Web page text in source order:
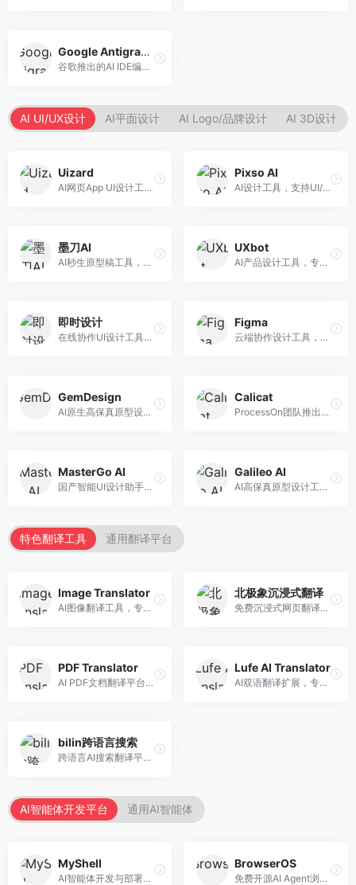
Google Antigravity
谷歌推出的AI IDE编程智能体，整合Google Cloud服务。面向谷歌生态开发者，提供智能编程辅助、云服务集成等功能。
AI UI/UX设计 AI平面设计 AI Logo/品牌设计 AI 3D设计
Uizard
AI网页App UI设计工具，专注于快速界面生成。面向产品经理和设计师，提供线框图转UI、界面生成、设计优化等服务，设计速度快。
Pixso AI
AI设计工具，支持UI/UX设计全流程。面向设计师和产品团队，提供界面生成、设计优化、协作评审等服务，国产替代方案，团队协作便捷。
墨刀AI
AI秒生原型稿工具，专注于快速原型设计。面向产品经理和设计师，提供原型生成、交互设计、团队协作等服务，原型制作效率高。
UXbot
AI产品设计工具，专注于用户体验优化。面向UX设计师，提供用户研究、设计建议、可用性测试等服务，UX设计支持完善。
即时设计
在线协作UI设计工具，整合AI设计功能。面向设计师和产品团队，提供界面设计、原型制作、设计资源库等服务，国产协作设计平台。
Figma
云端协作设计工具，整合AI设计辅助功能。面向UI/UX设计师和产品团队，提供界面设计、原型制作、团队协作等服务，协作功能强大，是UI设计领域的标杆产品。
GemDesign
AI原生高保真原型设计工具，专注于智能设计生成。面向设计师，提供界面生成、设计优化、原型制作等服务，设计自动化程度高。
Calicat
ProcessOn团队推出的产设研协作平台，整合设计与协作功能。面向产品团队，提供设计协作、文档管理、团队沟通等服务，产研协作便捷。
MasterGo AI
国产智能UI设计助手，专注于界面设计自动化。面向UI设计师，提供界面生成、组件设计、设计系统构建等服务，中文用户适配性好。
Galileo AI
AI高保真原型设计工具，专注于UI界面生成。面向设计师和产品团队，提供界面生成、交互设计、设计优化等服务，界面质量高。
特色翻译工具 通用翻译平台
Image Translator
AI图像翻译工具，专注于图片文字翻译。面向设计师和电商从业者，提供图片文字识别、翻译、替换等服务，图像翻译效果好。
北极象沉浸式翻译
免费沉浸式网页翻译工具，专注于阅读体验。面向普通用户，提供网页双语翻译、文档翻译等服务，免费使用，翻译质量高。
PDF Translator
AI PDF文档翻译平台，专注于文档本地化。面向商务人士，提供PDF翻译、格式保留、批量处理等服务，文档翻译专业。
Lufe AI Translator
AI双语翻译扩展，专注于浏览器翻译场景。面向外语内容阅读者，提供网页双语翻译、划词翻译等服务，浏览器集成便捷。
bilin跨语言搜索
跨语言AI搜索翻译平台，专注于信息获取。面向研究者和内容创作者，提供跨语言搜索、内容翻译、信息整合等服务，跨语言检索能力强。
AI智能体开发平台 通用AI智能体
MyShell
AI智能体开发与部署平台，专注于语音交互智能体。面向开发者，提供语音智能体创建、部署服务、社区分享等功能，语音交互能力强。
BrowserOS
免费开源AI Agent浏览器，专注于浏览器自动化。面向开发者，提供浏览器控制、任务自动化、API接口等服务，开源免费。